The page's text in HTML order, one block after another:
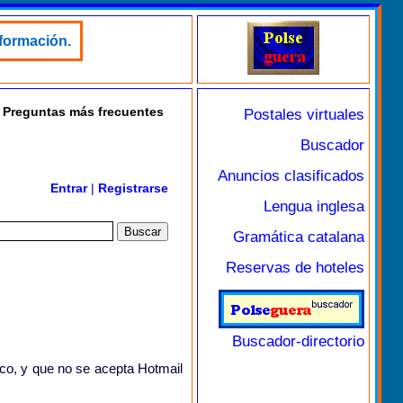
Preguntas más frecuentes
Entrar| Registrarse
y que no se acepta Hotmail
Postales virtuales
Buscador
Anuncios clasificados
Lengua inglesa
Gramática catalana
Reservas de hoteles
Buscador-directorio